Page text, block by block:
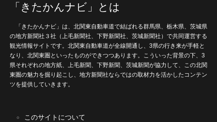
「きたかんナビ」とは
「きたかんナビ」は、北関東自動車道で結ばれる群馬県、栃木県、茨城県
の地方新聞社３社（上毛新聞社、下野新聞社、茨城新聞社）で共同運営する
観光情報サイトです。北関東自動車道が全線開通し、3県の行き来が手軽と
なり、北関東圏といったものができつつあります。こういった背景の下、3
県それぞれの地方紙、上毛新聞、下野新聞、茨城新聞が協力して、この北関
東圏の魅力を掘り起こし、地方新聞社ならではの取材力を活かしたコンテン
ツを提供していきます。
このサイトについて